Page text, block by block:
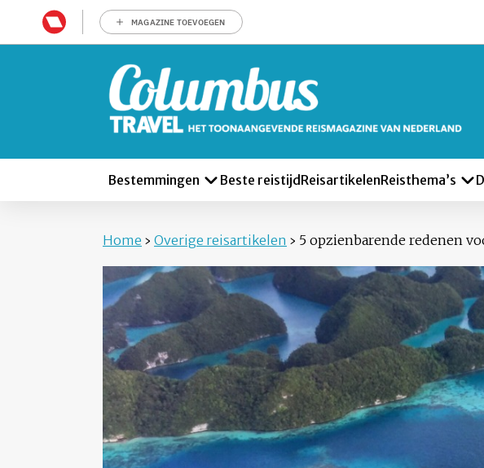
MAGAZINE TOEVOEGEN
Bestemmingen Beste reistijd ReisartikelenReisthema’s
Home › Overige reisartikelen › 5 opzienbarende redenen